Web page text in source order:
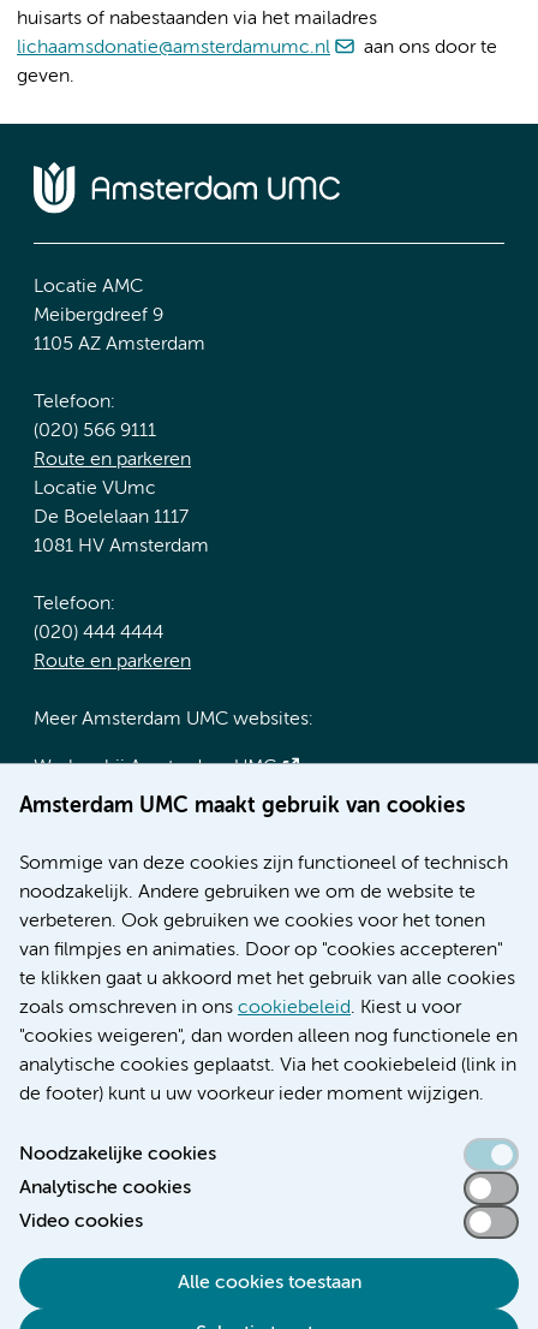
Amsterdam UMC maakt gebruik van cookies
Sommige van deze cookies zijn functioneel of technisch
noodzakelijk. Andere gebruiken we om de website te
verbeteren. Ook gebruiken we cookies voor het tonen
van filmpjes en animaties. Door op "cookies accepteren"
te klikken gaat u akkoord met het gebruik van alle cookies
zoals omschreven in ons cookiebeleid. Kiest u voor
"cookies weigeren", dan worden alleen nog functionele en
analytische cookies geplaatst. Via het cookiebeleid (link in
de footer) kunt u uw voorkeur ieder moment wijzigen.
Noodzakelijke cookies
Analytische cookies
Video cookies
Alle cookies toestaan
huisarts of nabestaanden via het mailadres
lichaamsdonatie@amsterdamumc.nl
aan ons door te
geven.
Locatie AMC
Meibergdreef 9
1105 AZ Amsterdam
Telefoon:
(020) 566 9111
Route en parkeren
Locatie VUmc
De Boelelaan 1117
1081 HV Amsterdam
Telefoon:
(020) 444 4444
Route en parkeren
Meer Amsterdam UMC websites:
Werken bij Amsterdam UMC
Over Amsterdam UMC
Research
Educatie locatie AMC
Educatie locatie VUmc
Verwijzen & diagnostiek
Toegankelijkheidsverklaring
Responsible disclosure
Disclaimer